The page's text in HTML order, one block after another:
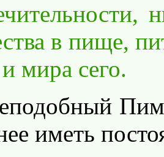
в пище,
мира сего.
иметь